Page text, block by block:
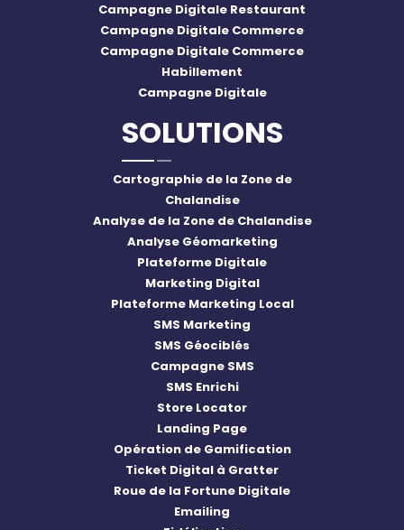
Campagne Digitale Restaurant
Campagne Digitale Commerce
Campagne Digitale Commerce
Habillement
Campagne Digitale
SOLUTIONS
Cartographie de la Zone de
Chalandise
Analyse de la Zone de Chalandise
Analyse Géomarketing
Plateforme Digitale
Marketing Digital
Plateforme Marketing Local
SMS Marketing
SMS Géociblés
Campagne SMS
SMS Enrichi
Store Locator
Landing Page
Opération de Gamification
Ticket Digital à Gratter
Roue de la Fortune Digitale
Emailing